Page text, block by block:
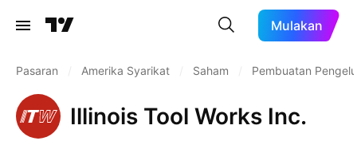
Mulakan
Pasaran Amerika Syarikat Saham Pembuatan
Illinois Tool Works Inc.